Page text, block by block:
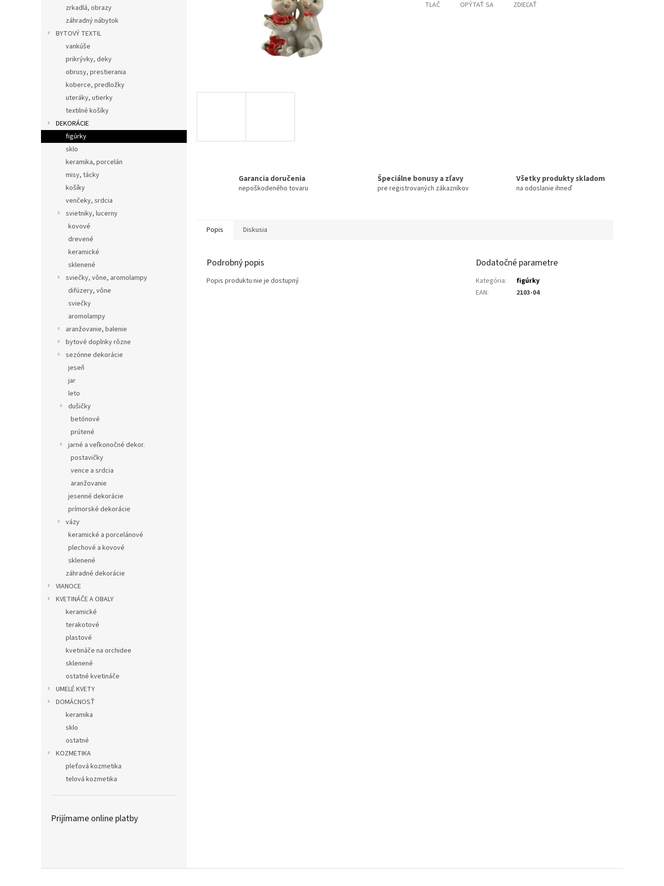
zrkadlá, obrazy
záhradný nábytok
BYTOVÝ TEXTIL
vankúše
prikrývky, deky
obrusy, prestierania
koberce, predložky
uteráky, utierky
textilné košíky
DEKORÁCIE
figúrky
sklo
keramika, porcelán
misy, tácky
košíky
venčeky, srdcia
svietniky, lucerny
kovové
drevené
keramické
sklenené
sviečky, vône, aromolampy
difúzery, vône
sviečky
aromolampy
aranžovanie, balenie
bytové doplnky rôzne
sezónne dekorácie
jeseň
jar
leto
dušičky
betónové
prútené
jarné a veľkonočné dekor.
postavičky
vence a srdcia
aranžovanie
jesenné dekorácie
prímorské dekorácie
vázy
keramické a porcelánové
plechové a kovové
sklenené
záhradné dekorácie
VIANOCE
KVETINÁČE A OBALY
keramické
terakotové
plastové
kvetináče na orchidee
sklenené
ostatné kvetináče
UMELÉ KVETY
DOMÁCNOSŤ
keramika
sklo
ostatné
KOZMETIKA
pleťová kozmetika
telová kozmetika
Prijímame online platby
TLAČ OPÝTAŤ SA ZDIEĽAŤ
Garancia doručenia
nepoškodeného tovaru
Špeciálne bonusy a zľavy
pre registrovaných zákazníkov
Všetky produkty skladom
na odoslanie ihneď
Popis Diskusia
Podrobný popis
Popis produktu nie je dostupný
Dodatočné parametre
Kategória:
figúrky
EAN: 2103-04